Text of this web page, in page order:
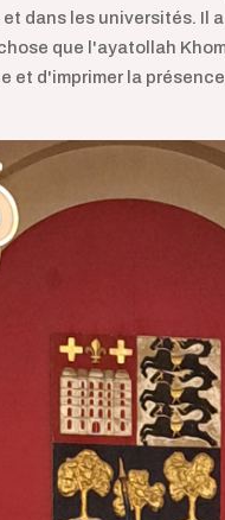
dans les universités. Il
que l'ayatollah
d'imprimer la